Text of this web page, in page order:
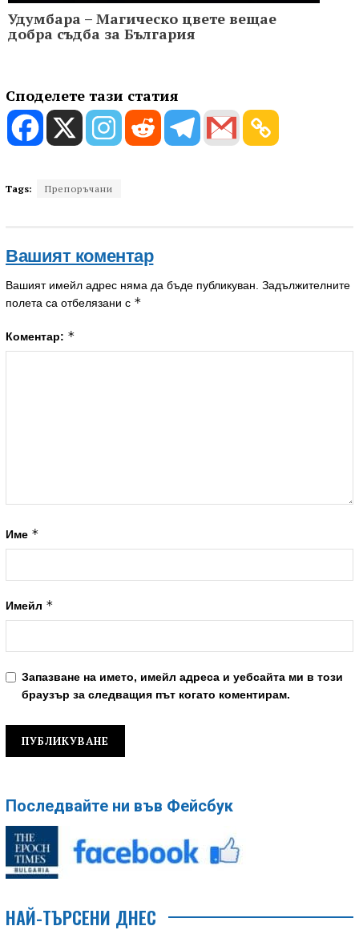
Удумбара – Магическо цвете вещае
добра съдба за България
Споделете тази статия
Tags: Препоръчани
Вашият коментар
Вашият имейл адрес няма да бъде публикуван. Задължителните
полета са отбелязани с *
Коментар: *
Име *
Имейл *
Запазване на името, имейл адреса и уебсайта ми в този
браузър за следващия път когато коментирам.
Последвайте ни във Фейсбук
НАЙ-ТЪРСЕНИ ДНЕС